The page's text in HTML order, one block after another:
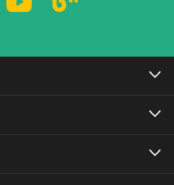
até 130 cm